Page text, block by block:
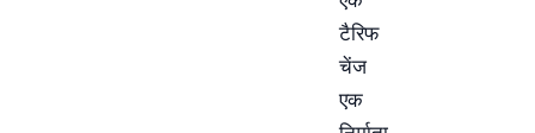
टैरिफ
चेंज
एक